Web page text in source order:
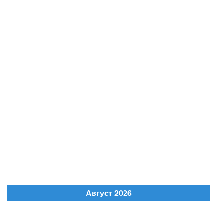
Август 2026